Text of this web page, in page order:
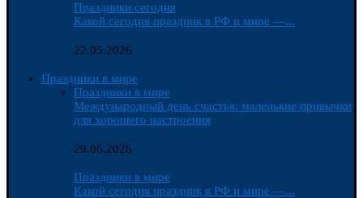
Праздники сегодня
Какой сегодня праздник в РФ и мире —...
22.05.2026
Праздники в мире
Праздники в мире
Международный день счастья: маленькие привычки
для хорошего настроения
29.06.2026
Праздники в мире
Какой сегодня праздник в РФ и мире —...